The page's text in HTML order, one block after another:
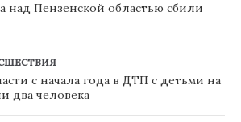
над Пензенской областью сбили
с начала года в ДТП с детьми на
два человека